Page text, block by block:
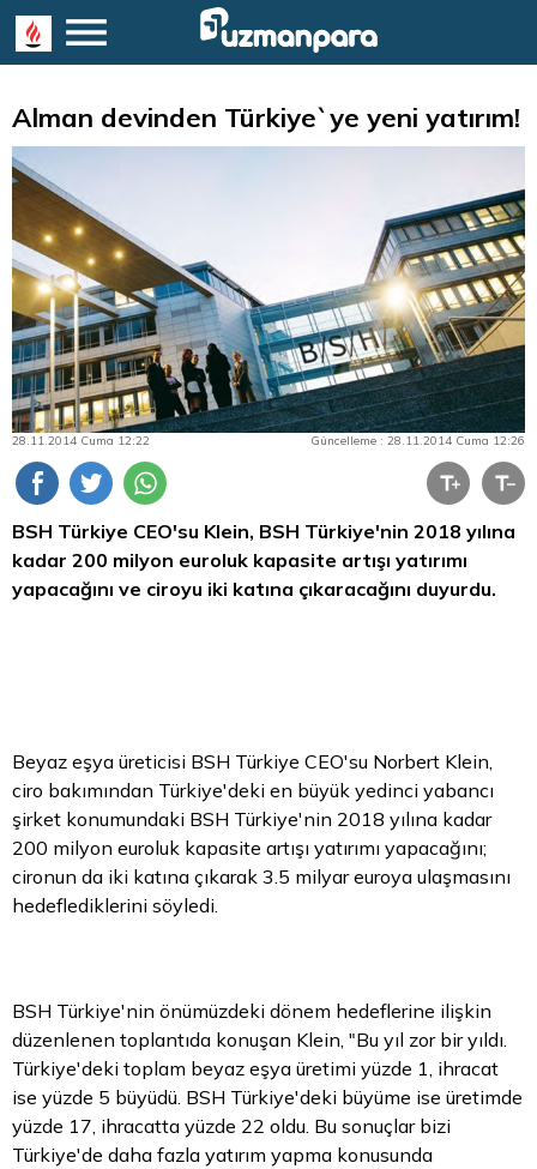
Alman devinden Türkiye`ye yeni yatırım!
28.11.2014 Cuma 12:22 Güncelleme : 28.11.2014 Cuma 12:26
BSH Türkiye CEO'su Klein, BSH Türkiye'nin 2018 yılına
kadar 200 milyon euroluk kapasite artışı yatırımı
yapacağını ve ciroyu iki katına çıkaracağını duyurdu.
Beyaz eşya üreticisi BSH Türkiye CEO'su Norbert Klein,
ciro bakımından Türkiye'deki en büyük yedinci yabancı
şirket konumundaki BSH Türkiye'nin 2018 yılına kadar
200 milyon euroluk kapasite artışı yatırımı yapacağını;
cironun da iki katına çıkarak 3.5 milyar euroya ulaşmasını
hedeflediklerini söyledi.
BSH Türkiye'nin önümüzdeki dönem hedeflerine ilişkin
düzenlenen toplantıda konuşan Klein, "Bu yıl zor bir yıldı.
Türkiye'deki toplam beyaz eşya üretimi yüzde 1, ihracat
ise yüzde 5 büyüdü. BSH Türkiye'deki büyüme ise üretimde
yüzde 17, ihracatta yüzde 22 oldu. Bu sonuçlar bizi
Türkiye'de daha fazla yatırım yapma konusunda